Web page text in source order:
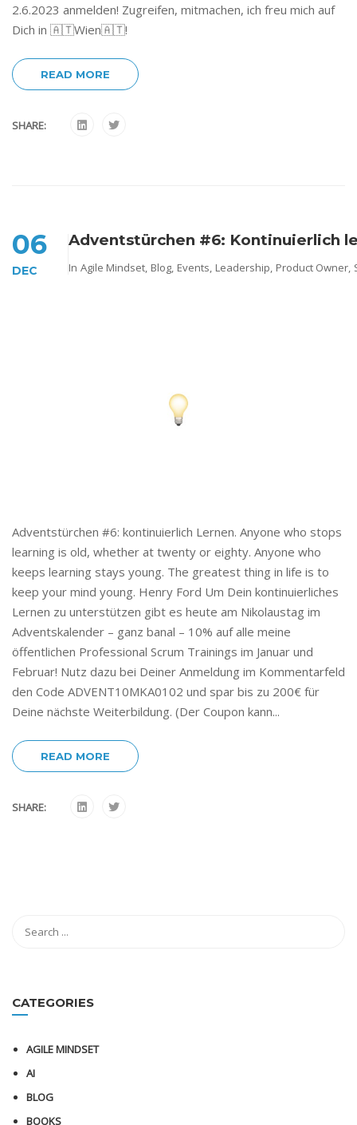
2.6.2023 anmelden! Zugreifen, mitmachen, ich freu mich auf
Dich in 🇦🇹Wien🇦🇹!
READ MORE
SHARE:
06
DEC
Adventstürchen #6: Kontinuierlich
In Agile Mindset, Blog, Events, Leadership, Product Owner,
Adventstürchen #6: kontinuierlich Lernen. Anyone who stops
learning is old, whether at twenty or eighty. Anyone who
keeps learning stays young. The greatest thing in life is to
keep your mind young. Henry Ford Um Dein kontinuierliches
Lernen zu unterstützen gibt es heute am Nikolaustag im
Adventskalender – ganz banal – 10% auf alle meine
öffentlichen Professional Scrum Trainings im Januar und
Februar! Nutz dazu bei Deiner Anmeldung im Kommentarfeld
den Code ADVENT10MKA0102 und spar bis zu 200€ für
Deine nächste Weiterbildung. (Der Coupon kann...
READ MORE
SHARE:
CATEGORIES
AGILE MINDSET
AI
BLOG
BOOKS